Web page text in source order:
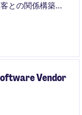
との関係構築を
だける方を募集
Vendor